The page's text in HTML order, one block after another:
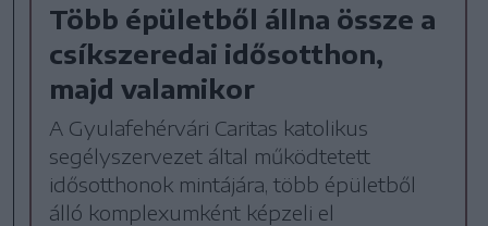
Több épületből állna össze a
csíkszeredai idősotthon,
majd valamikor
A Gyulafehérvári Caritas katolikus
segélyszervezet által működtetett
idősotthonok mintájára, több épületből
álló komplexumként képzeli el